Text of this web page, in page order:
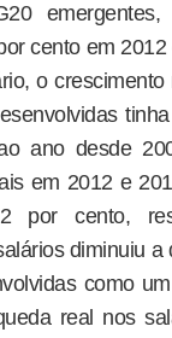
cento em
o
ano desde
em 2012 e
por cento,
diminuiu a
como
real nos